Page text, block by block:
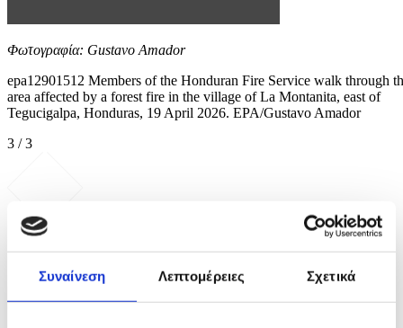
Συναίνεση Λεπτομέρειες Σχετικά
Φωτογραφία: Gustavo Amador
epa12901512 Members of the Honduran Fire Service walk through
area affected by a forest fire in the village of La Montanita, east of
Tegucigalpa, Honduras, 19 April 2026. EPA/Gustavo Amador
3 / 3
ΦΩΤΟ